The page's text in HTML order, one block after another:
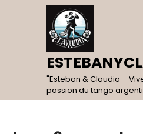
"Esteban & Claudia –
passion du tango